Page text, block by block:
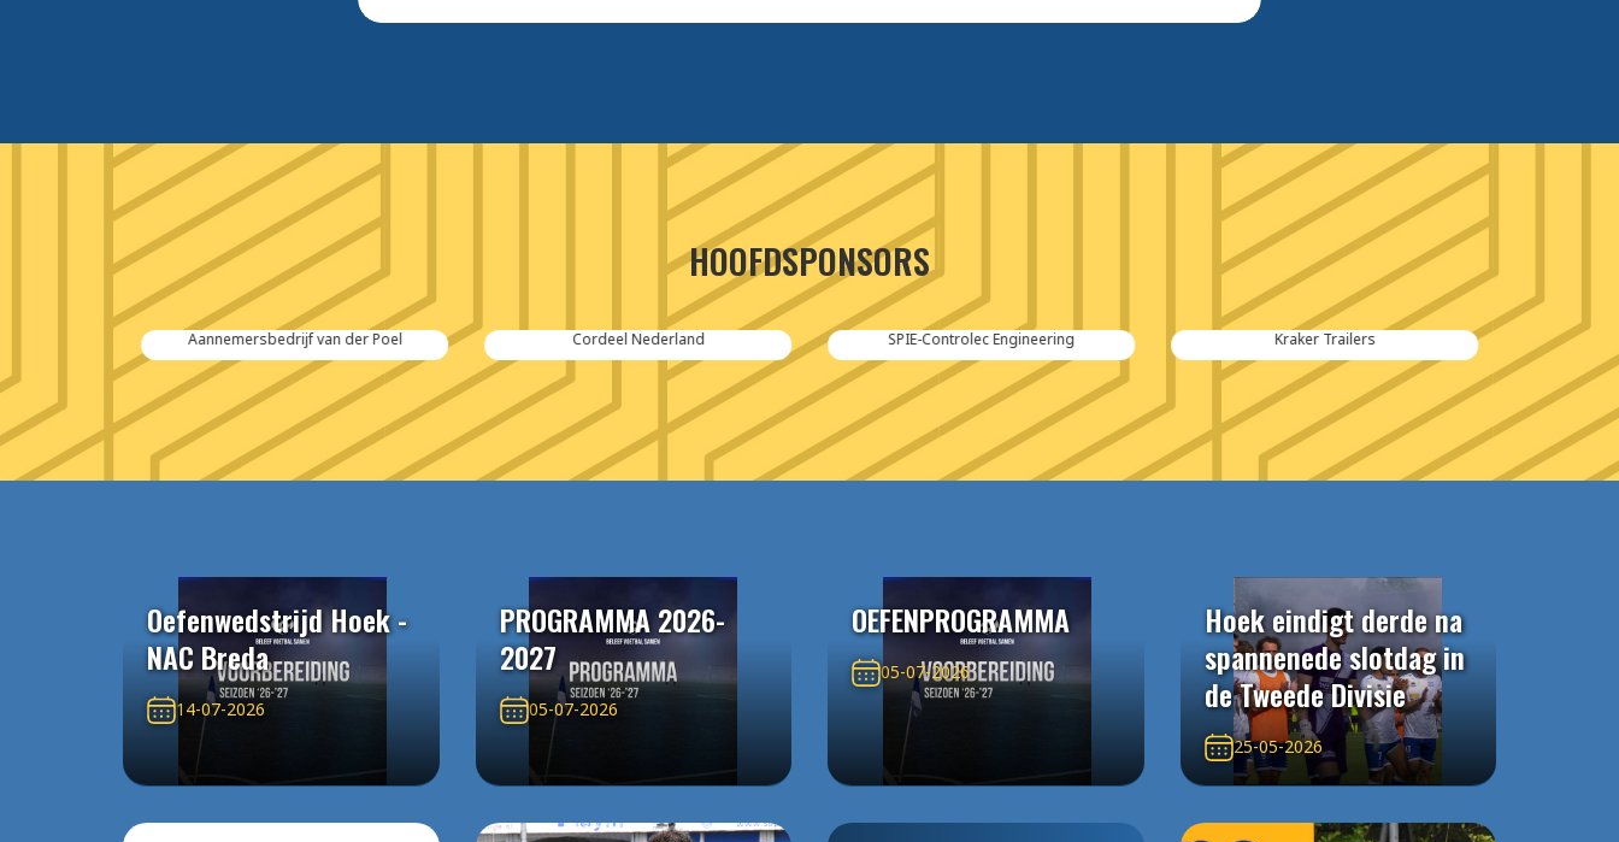
HOOFDSPONSORS
Aannemersbedrijf van der Poel Cordeel Nederland SPIE-Controlec Engineering Kraker Trailers
Oefenwedstrijd Hoek -
NAC Breda
14-07-2026
PROGRAMMA 2026-
2027
05-07-2026
OEFENPROGRAMMA
05-07-2026
Hoek eindigt derde na
spannenede slotdag in
de Tweede Divisie
25-05-2026